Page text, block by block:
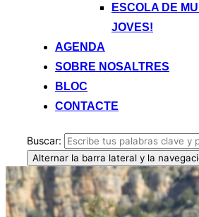
ESCOLA DE
JOVES!
AGENDA
SOBRE NOSALTRES
BLOC
CONTACTE
Buscar:
Alternar la barra lateral y la